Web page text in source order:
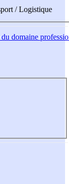
/ Logistique
domaine